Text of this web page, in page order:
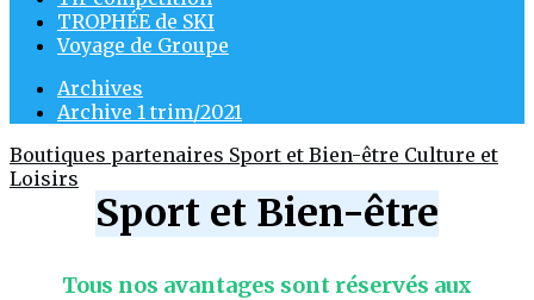
TROPHÉE de SKI
Voyage de Groupe
Archives
Archive 1 trim/2021
Boutiques partenaires Sport et Bien-être Culture et
Loisirs
Sport et Bien-être
Tous nos avantages sont réservés aux